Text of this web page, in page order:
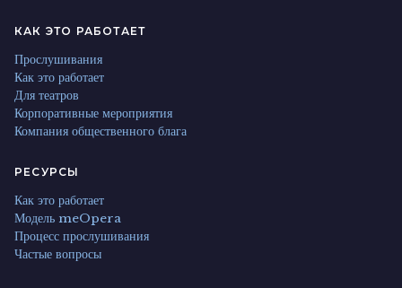
КАК ЭТО РАБОТАЕТ
Прослушивания
Как это работает
Для театров
Корпоративные мероприятия
Компания общественного блага
РЕСУРСЫ
Как это работает
Модель meOpera
Процесс прослушивания
Частые вопросы